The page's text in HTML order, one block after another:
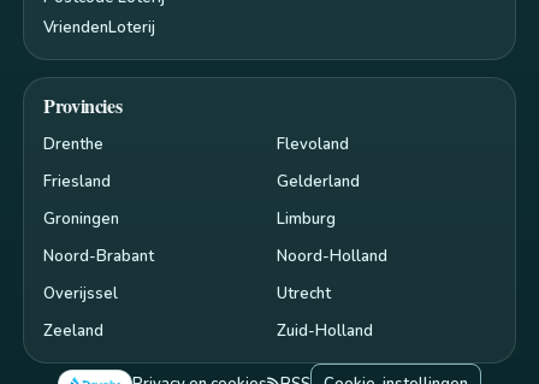
VriendenLoterij
Provincies
Drenthe
Flevoland
Friesland
Gelderland
Groningen
Limburg
Noord-Brabant
Noord-Holland
Overijssel
Utrecht
Zeeland
Zuid-Holland